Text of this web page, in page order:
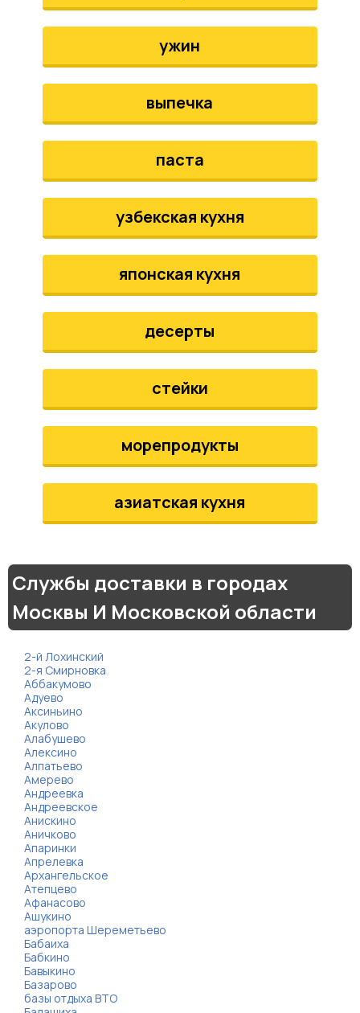
ужин
выпечка
паста
узбекская кухня
японская кухня
десерты
стейки
морепродукты
азиатская кухня
Службы доставки в городах
Москвы И Московской области
2-й Лохинский
2-я Смирновка
Аббакумово
Адуево
Аксиньино
Акулово
Алабушево
Алексино
Алпатьево
Амерево
Андреевка
Андреевское
Анискино
Аничково
Апаринки
Апрелевка
Архангельское
Атепцево
Афанасово
Ашукино
аэропорта Шереметьево
Бабаиха
Бабкино
Бавыкино
Базарово
базы отдыха ВТО